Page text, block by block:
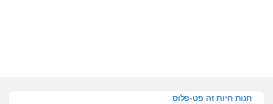
חנות חיות זה פט-פלוס